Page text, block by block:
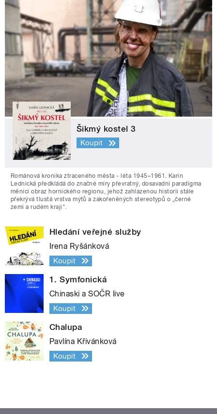
Šikmý kostel 3
Koupit
Románová kronika ztraceného města - léta 1945–1961. Karin
Lednická předkládá do značné míry převratný, dosavadní paradigma
měnící obraz hornického regionu, jehož zahlazenou historii stále
překrývá tlustá vrstva mýtů a zakořeněných stereotypů o „černé
zemi a rudém kraji“.
Hledání veřejné služby
Irena Ryšánková
Koupit
1. Symfonická
Chinaski a SOČR live
Koupit
Chalupa
Pavlína Křivánková
Koupit